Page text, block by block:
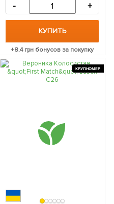
- +
КУПИТЬ
+8.4грн бонусов за покупку
КРУПНОМЕР